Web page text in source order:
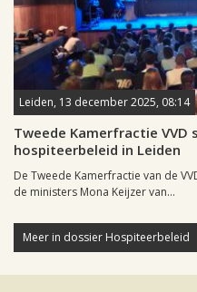
Leiden, 13 december 2025, 08:14
Tweede Kamerfractie
hospiteerbeleid in Leiden
De Tweede Kamerfractie van de
de ministers Mona Keijzer van...
Meer in dossier Hospiteerbeleid